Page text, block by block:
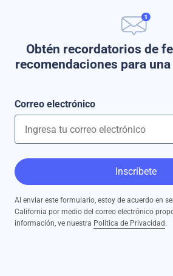
Obtén recordatorios de
recomendaciones para
Correo electrónico
Inscríbete
Al enviar este formulario, estoy de acuerdo en
California por medio del correo electrónico
información, ve nuestra Política de Privacidad .